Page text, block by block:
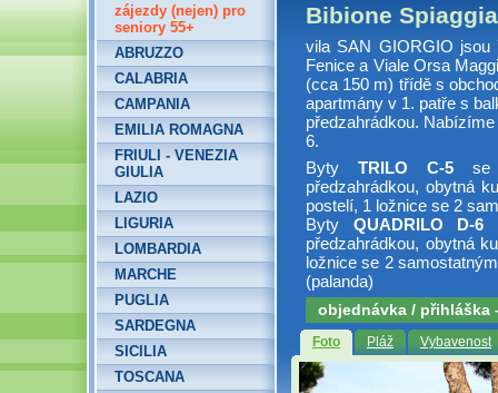
Bibione
vila SAN GIORGIO
Fenice a Viale Orsa
(cca 150 m) třídě s
apartmány v 1. patře s
předzahrádkou.
6.
Byty TRILO C-5 se
předzahrádkou, obytná
postelí, 1 ložnice se 2
Byty QUADRILO D-6
předzahrádkou, obytná
ložnice se 2
(palanda)
objednávka / přihláška
Foto Pláž Vybavenost
zájezdy (nejen) pro
seniory 55+
ABRUZZO
CALABRIA
CAMPANIA
EMILIA ROMAGNA
FRIULI - VENEZIA
GIULIA
LAZIO
LIGURIA
LOMBARDIA
MARCHE
PUGLIA
SARDEGNA
SICILIA
TOSCANA